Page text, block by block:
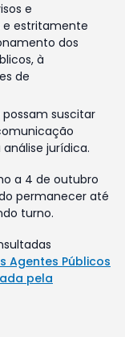
e
e estritamente
dos
à
de
suscitar
jurídica.
a 4 de outubro
permanecer até
turno.
Agentes Públicos
pela